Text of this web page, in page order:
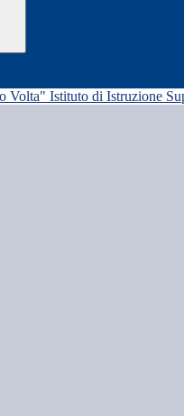
Istituto di Istruzione